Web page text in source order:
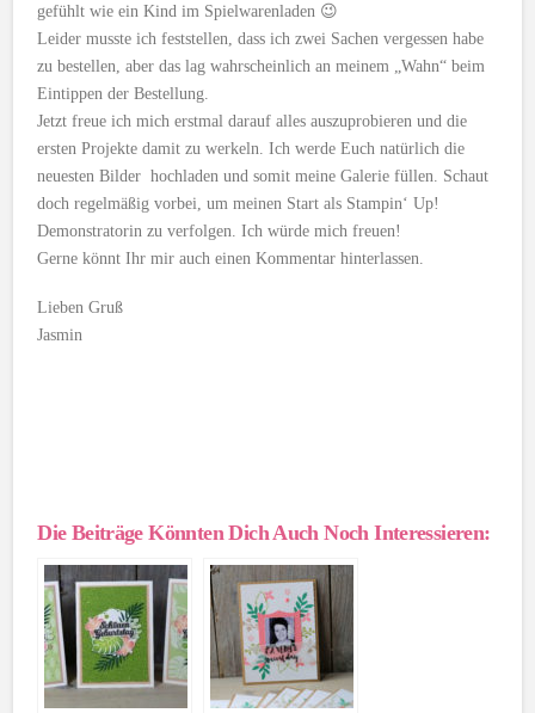
gefühlt wie ein Kind im Spielwarenladen 😉
Leider musste ich feststellen, dass ich zwei Sachen vergessen habe
zu bestellen, aber das lag wahrscheinlich an meinem „Wahn“ beim
Eintippen der Bestellung.
Jetzt freue ich mich erstmal darauf alles auszuprobieren und die
ersten Projekte damit zu werkeln. Ich werde Euch natürlich die
neuesten Bilder hochladen und somit meine Galerie füllen. Schaut
doch regelmäßig vorbei, um meinen Start als Stampin‘ Up!
Demonstratorin zu verfolgen. Ich würde mich freuen!
Gerne könnt Ihr mir auch einen Kommentar hinterlassen.
Lieben Gruß
Jasmin
Die Beiträge Könnten Dich Auch Noch Interessieren: